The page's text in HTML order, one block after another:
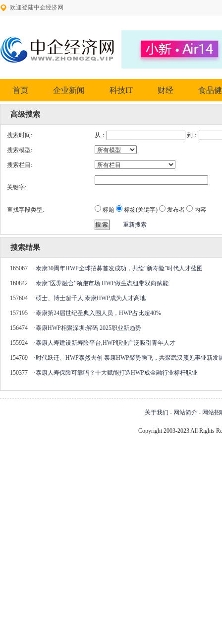
欢迎登陆中企经济网
首页 企业新闻 科技IT 财经 食品
高级搜索
搜索时间: 从： 到：
搜索模型:
搜索栏目:
关键字:
查找字段类型: 标题 标签(关键字) 发布者 内容
重新搜索
搜索结果
165067 ·泰康30周年HWP全球招募首发成功，共绘“新寿险”时代人才蓝图
160842 ·泰康“医养融合”领跑市场 HWP做生态纽带双向赋能
157604 ·硕士、博士超千人,泰康HWP成为人才高地
157195 ·泰康第24届世纪圣典入围人员，HWP占比超40%
156474 ·泰康HWP相聚深圳:解码 2025职业新趋势
155924 ·泰康人寿建设新寿险平台,HWP职业广泛吸引青年人才
154769 ·时代跃迁、HWP泰然去创 泰康HWP聚势腾飞，共聚武汉预见事业新发
150377 ·泰康人寿保险可靠吗？十大赋能打造HWP成金融行业标杆职业
关于我们 - 网站简介 - 网站招
Copyright 2003-2023 All Rights